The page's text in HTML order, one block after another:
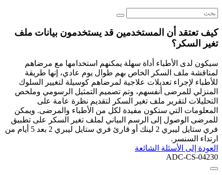
كيف تعتقد أن المستخدمين قد يستخدمون بيانات ملف
تغير السكر؟
سيكون لدى الأطباء أداة سهلة يمكنهم استخدامها مع مرضاهم
لمناقشة ملف السكر الخاص بهم طوال يوم عادي، إنها طريقة
للأطباء لإجراء تعديلات علاجية لمرضاهم كوسيلة لتغيير السلوك
المنزلي للمرضى أنفسهم، وتم تصميم التمثيل الرسومي وملخص
التحليلات لتقرير ملف تغير السكر لتقديم نظرة عامة على
المعلومات التي ستكون مفيدة لكل من الأطباء والمرضى. ويمكن
للمرضى الوصول إلى الرسم البياني لملف تغير السكر على تطبيق
فري ستايل ليبري 2 لينك أو قارئ فري ستايل ليبري 2 بعد 5 أيام من
ارتداء السنسر.
العودة إلى الأسئلة الشائعة
ADC-CS-04230